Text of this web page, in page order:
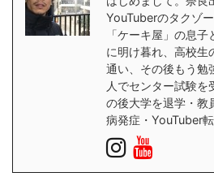
YouTuberのタクゾ
「ケーキ屋」の息
に明け暮れ、高校生
通い、その後もう勉
人でセンター試験を
の後大学を退学・教
病発症・YouTuber転